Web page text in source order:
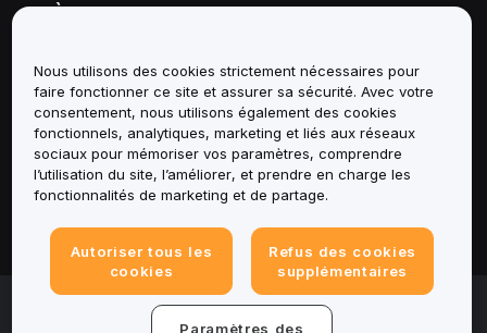
À propos de
Services
Assistance
Produits
Mentions légales
© 2025-2026 Bybit.eu. All rights reserved.
Nous utilisons des cookies strictement nécessaires pour
faire fonctionner ce site et assurer sa sécurité. Avec votre
consentement, nous utilisons également des cookies
fonctionnels, analytiques, marketing et liés aux réseaux
sociaux pour mémoriser vos paramètres, comprendre
l’utilisation du site, l’améliorer, et prendre en charge les
fonctionnalités de marketing et de partage.
Autoriser tous les
cookies
Refus des cookies
supplémentaires
Paramètres des